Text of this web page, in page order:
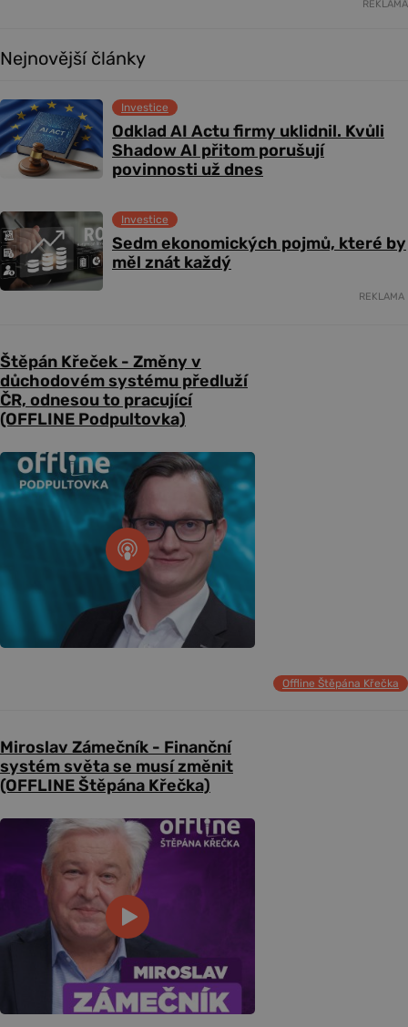
REKLAMA
Nejnovější články
Odklad AI Actu firmy uklidnil. Kvůli
Shadow AI přitom porušují
povinnosti už dnes
Investice
Sedm ekonomických pojmů, které by
měl znát každý
Investice
REKLAMA
Štěpán Křeček - Změny v
důchodovém systému předluží
ČR, odnesou to pracující
(OFFLINE Podpultovka)
Offline Štěpána Křečka
Miroslav Zámečník - Finanční
systém světa se musí změnit
(OFFLINE Štěpána Křečka)